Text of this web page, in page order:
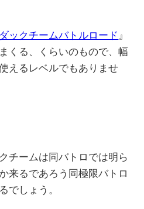
ックチームバトルロード 』
くる、くらいのもので、幅
えるレベルでもありませ
チームは同バトロでは明ら
来るであろう同極限バトロ
でしょう。